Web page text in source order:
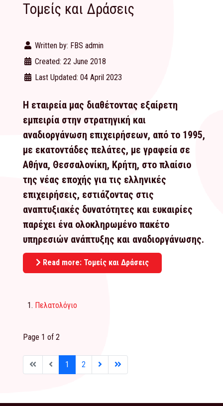
Τομείς και Δράσεις
Written by: FBS admin
Created: 22 June 2018
Last Updated: 04 April 2023
Η εταιρεία μας διαθέτοντας εξαίρετη
εμπειρία στην στρατηγική και
αναδιοργάνωση επιχειρήσεων, από το 1995,
με εκατοντάδες πελάτες, με γραφεία σε
Αθήνα, Θεσσαλονίκη, Κρήτη, στο πλαίσιο
της νέας εποχής για τις ελληνικές
επιχειρήσεις, εστιάζοντας στις
αναπτυξιακές δυνατότητες και ευκαιρίες
παρέχει ένα ολοκληρωμένο πακέτο
υπηρεσιών ανάπτυξης και αναδιοργάνωσης.
Read more: Τομείς και Δράσεις
Πελατολόγιο
Page 1 of 2
1 2